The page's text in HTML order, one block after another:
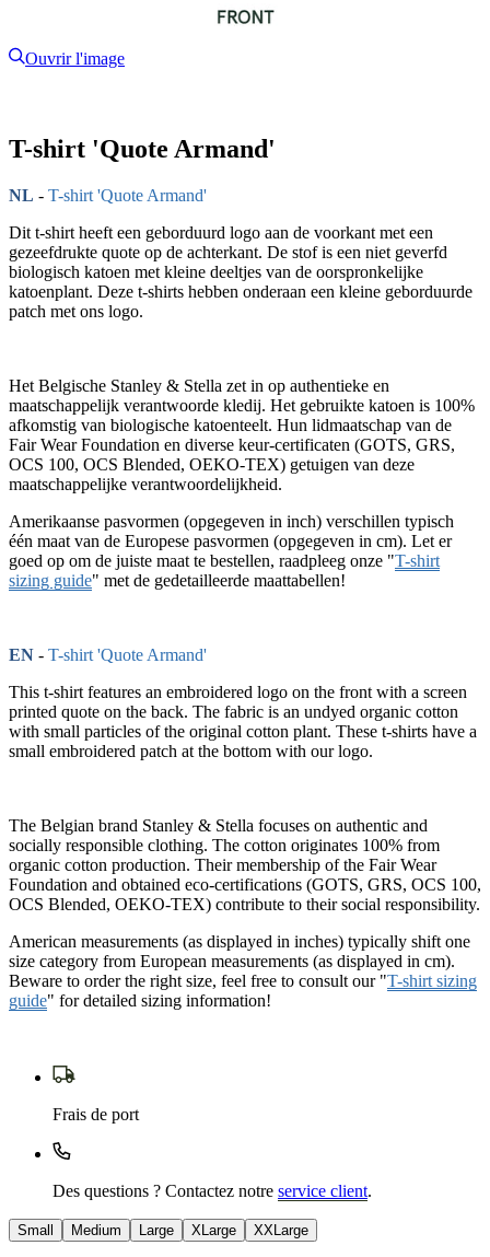
Ouvrir l'image
T-shirt 'Quote Armand'
NL - T-shirt 'Quote Armand'
Dit t-shirt heeft een geborduurd logo aan de voorkant met een
gezeefdrukte quote op de achterkant. De stof is een niet geverfd
biologisch katoen met kleine deeltjes van de oorspronkelijke
katoenplant. Deze t-shirts hebben onderaan een kleine geborduurde
patch met ons logo.
Het Belgische Stanley & Stella zet in op authentieke en
maatschappelijk verantwoorde kledij. Het gebruikte katoen is 100%
afkomstig van biologische katoenteelt. Hun lidmaatschap van de
Fair Wear Foundation en diverse keur-certificaten (GOTS, GRS,
OCS 100, OCS Blended, OEKO-TEX) getuigen van deze
maatschappelijke verantwoordelijkheid.
Amerikaanse pasvormen (opgegeven in inch) verschillen typisch
één maat van de Europese pasvormen (opgegeven in cm). Let er
goed op om de juiste maat te bestellen, raadpleeg onze "T-shirt
sizing guide" met de gedetailleerde maattabellen!
EN - T-shirt 'Quote Armand'
This t-shirt features an embroidered logo on the front with a screen
printed quote on the back. The fabric is an undyed organic cotton
with small particles of the original cotton plant. These t-shirts have a
small embroidered patch at the bottom with our logo.
The Belgian brand Stanley & Stella focuses on authentic and
socially responsible clothing. The cotton originates 100% from
organic cotton production. Their membership of the Fair Wear
Foundation and obtained eco-certifications (GOTS, GRS, OCS 100,
OCS Blended, OEKO-TEX) contribute to their social responsibility.
American measurements (as displayed in inches) typically shift one
size category from European measurements (as displayed in cm).
Beware to order the right size, feel free to consult our "T-shirt sizing
guide" for detailed sizing information!
Frais de port
Des questions ? Contactez notre service client.
Small Medium Large XLarge XXLarge